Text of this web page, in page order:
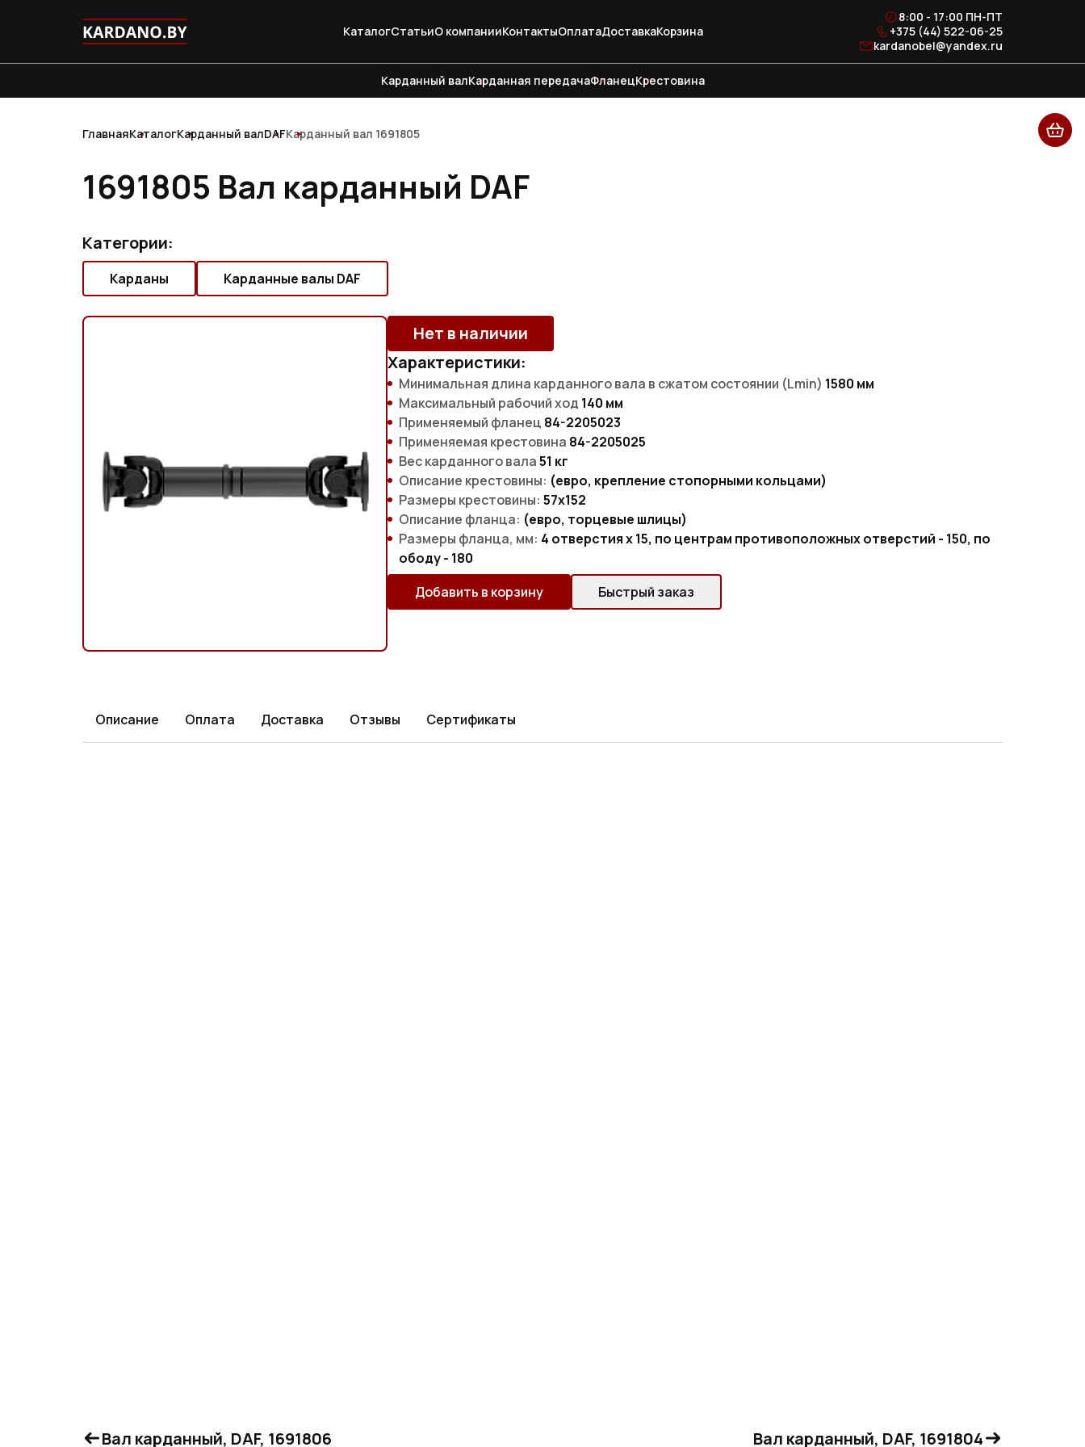
КаталогСтатьиО компанииКонтактыОплатаДоставкаКорзина
8:00 - 17:00 ПН-ПТ
+375 (44) 522-06-25
kardanobel@yandex.ru
Карданный валКарданная передачаФланецКрестовина
ГлавнаяКаталогКарданный валDAFКарданный вал 1691805
1691805 Вал карданный DAF
Категории:
Карданы Карданные валы DAF
Нет в наличии
Характеристики:
Минимальная длина карданного вала в сжатом состоянии (Lmin) 1580 мм
Максимальный рабочий ход 140 мм
Применяемый фланец 84-2205023
Применяемая крестовина 84-2205025
Вес карданного вала51 кг
Описание крестовины: (евро, крепление стопорными кольцами)
Размеры крестовины:57х152
Описание фланца: (евро, торцевые шлицы)
Размеры фланца, мм: 4 отверстия х 15, по центрам противоположных отверстий - 150, по
ободу - 180
Добавить в корзину
Быстрый заказ
Описание Оплата Доставка Отзывы Сертификаты
Вал карданный, DAF, 1691806 Вал карданный, DAF, 1691804